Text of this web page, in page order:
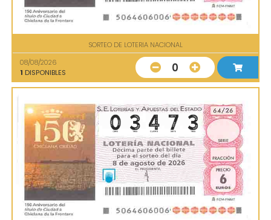
SORTEO DE LOTERIA NACIONAL
08/08/2026
1 DISPONIBLES 0